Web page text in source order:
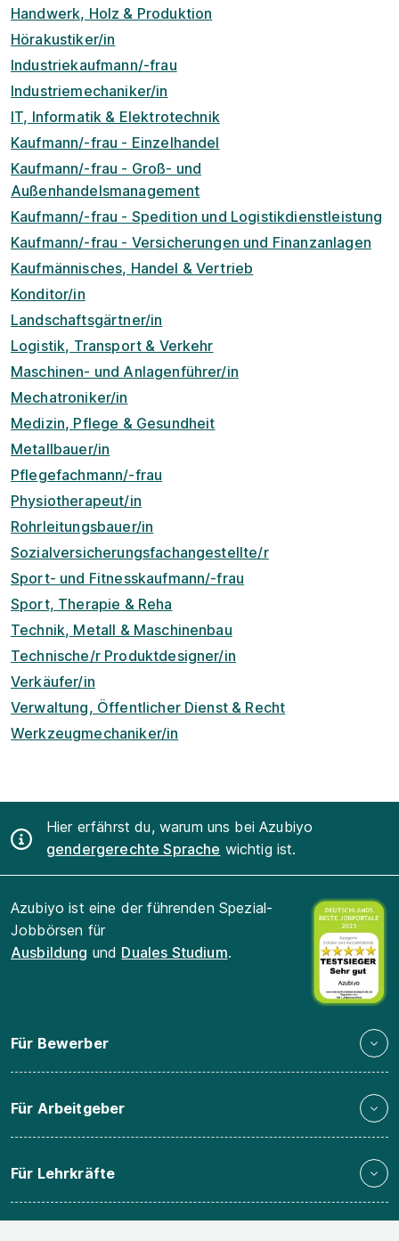
Handwerk, Holz & Produktion
Hörakustiker/in
Industriekaufmann/-frau
Industriemechaniker/in
IT, Informatik & Elektrotechnik
Kaufmann/-frau - Einzelhandel
Kaufmann/-frau - Groß- und
Außenhandelsmanagement
Kaufmann/-frau - Spedition und Logistikdienstleistung
Kaufmann/-frau - Versicherungen und Finanzanlagen
Kaufmännisches, Handel & Vertrieb
Konditor/in
Landschaftsgärtner/in
Logistik, Transport & Verkehr
Maschinen- und Anlagenführer/in
Mechatroniker/in
Medizin, Pflege & Gesundheit
Metallbauer/in
Pflegefachmann/-frau
Physiotherapeut/in
Rohrleitungsbauer/in
Sozialversicherungsfachangestellte/r
Sport- und Fitnesskaufmann/-frau
Sport, Therapie & Reha
Technik, Metall & Maschinenbau
Technische/r Produktdesigner/in
Verkäufer/in
Verwaltung, Öffentlicher Dienst & Recht
Werkzeugmechaniker/in
Hier erfährst du, warum uns bei Azubiyo
gendergerechte Sprache wichtig ist.
Azubiyo ist eine der führenden Spezial-
Jobbörsen für
Ausbildung und Duales Studium.
Für Bewerber
Für Arbeitgeber
Für Lehrkräfte